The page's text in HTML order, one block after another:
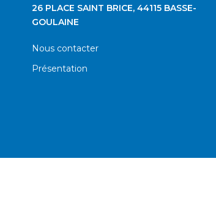
26 PLACE SAINT BRICE, 44115 BASSE-
GOULAINE
Nous contacter
Présentation